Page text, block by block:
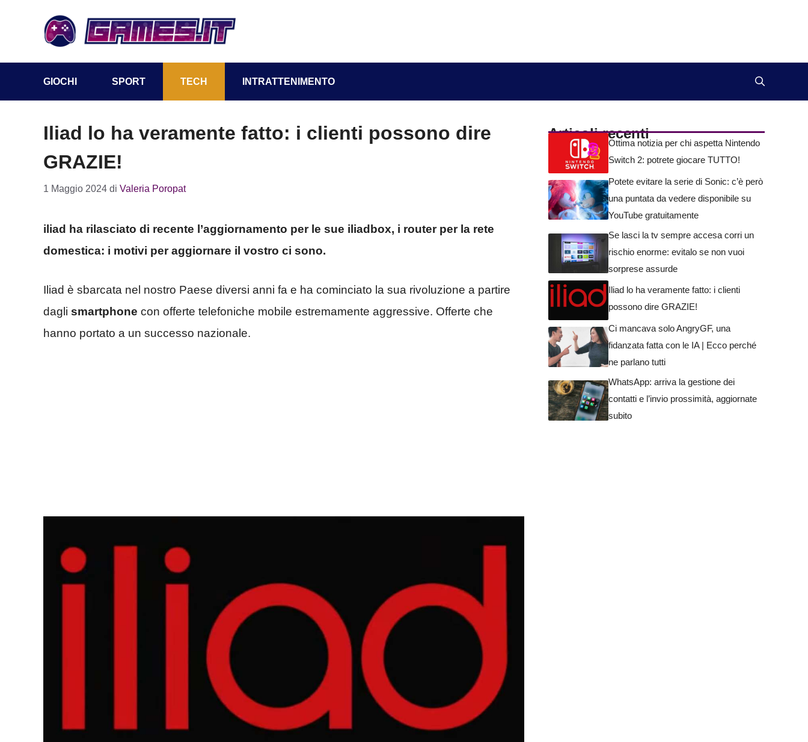
GIOCHI SPORT TECH INTRATTENIMENTO
Iliad lo ha veramente fatto: i clienti possono dire
GRAZIE!
1 Maggio 2024 di Valeria Poropat
iliad ha rilasciato di recente l’aggiornamento per le sue iliadbox, i router per la rete
domestica: i motivi per aggiornare il vostro ci sono.
Iliad è sbarcata nel nostro Paese diversi anni fa e ha cominciato la sua rivoluzione a partire
dagli smartphone con offerte telefoniche mobile estremamente aggressive. Offerte che
hanno portato a un successo nazionale.
Articoli recenti
Ottima notizia per chi aspetta Nintendo
Switch 2: potrete giocare TUTTO!
Potete evitare la serie di Sonic: c’è però
una puntata da vedere disponibile su
YouTube gratuitamente
Se lasci la tv sempre accesa corri un
rischio enorme: evitalo se non vuoi
sorprese assurde
Iliad lo ha veramente fatto: i clienti
possono dire GRAZIE!
Ci mancava solo AngryGF, una
fidanzata fatta con le IA | Ecco perché
ne parlano tutti
WhatsApp: arriva la gestione dei
contatti e l’invio prossimità, aggiornate
subito